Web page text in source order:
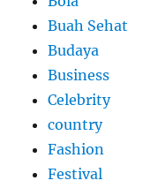
Buah Sehat
Budaya
Business
Celebrity
country
Fashion
Festival